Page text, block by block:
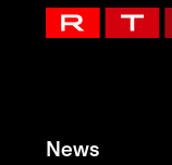
News